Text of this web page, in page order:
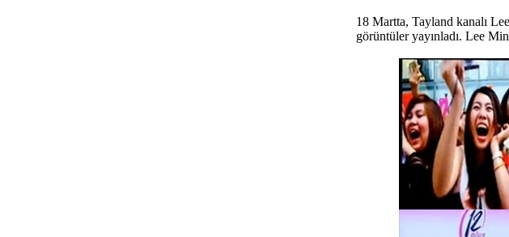
18 Martta, Tayland kanalı
görüntüler yayınladı. Lee